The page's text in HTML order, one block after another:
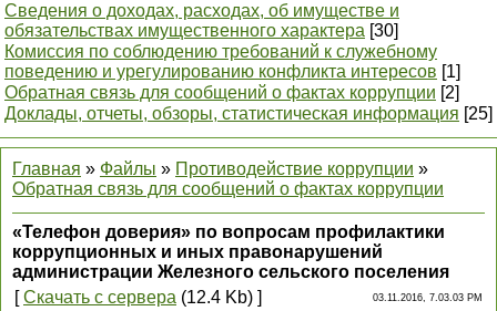
Сведения о доходах, расходах, об имуществе и
обязательствах имущественного характера [30]
Комиссия по соблюдению требований к служебному
поведению и урегулированию конфликта интересов [1]
Обратная связь для сообщений о фактах коррупции [2]
Доклады, отчеты, обзоры, статистическая информация [25]
Главная » Файлы » Противодействие коррупции »
Обратная связь для сообщений о фактах коррупции
«Телефон доверия» по вопросам профилактики
коррупционных и иных правонарушений
администрации Железного сельского поселения
[Скачать с сервера (12.4 Kb) ] 03.11.2016, 7.03.03 PM